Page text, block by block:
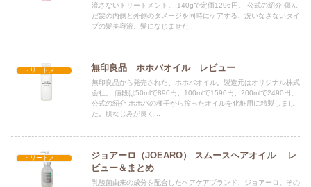
流さないトリートメント。 140gで定価1296円。 公式の紹介 傷ん
だ髪の内側と外側のダメージを同時にケアする、洗いなさないタイ
プの髪美容液。髪になじませた...
トリートメントを探す 無印良品 ホホバオイル レビュー
無印良品から発売された、ホホバオイル。製造元はオリジナル株式
会社。 値段は50mlで890円、100mlで1590円、200mlで2490円。
公式の紹介 ホホバの種子から搾ったオイルを化粧用に精製しまし
た。肌なじみが良く...
ジョアーロ（JOEARO） スムースヘアオイル レ
ビュー＆まとめ
乳酸菌由来の成分を配合したヘアケアブランド、ジョアーロ。その